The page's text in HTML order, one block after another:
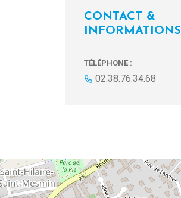
CONTACT &
INFORMATIONS
TÉLÉPHONE :
02.38.76.34.68